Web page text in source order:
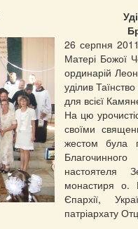
26 серпня
Матері Божої
ординарій
уділив
для всієї
На цю
своїми
жестом була
настоятеля
монастиря о.
Єпархії,
патріархату